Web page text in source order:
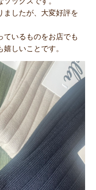
ましたが、大変好評を
ているものをお店でも
しいことです。